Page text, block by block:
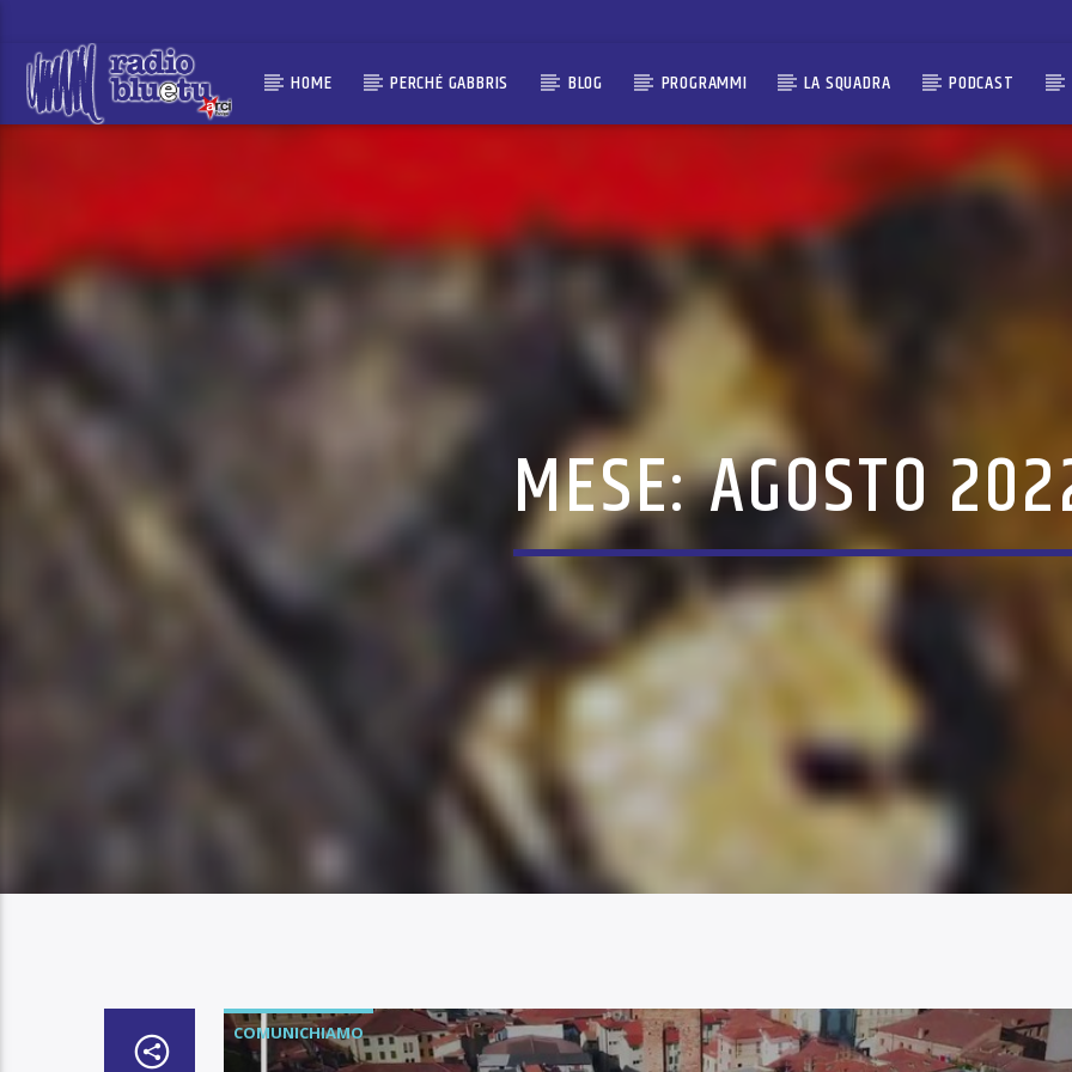
HOME PERCHÉ GABBRIS BLOG PROGRAMMI LA SQUADRA PODCAST
MESE:AGOSTO
COMUNICHIAMO